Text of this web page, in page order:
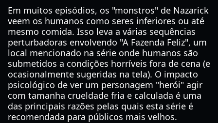
Em muitos episódios, os "monstros" de Nazarick
veem os humanos como seres inferiores ou até
mesmo comida. Isso leva a várias sequências
perturbadoras envolvendo "A Fazenda Feliz", um
local mencionado na série onde humanos são
submetidos a condições horríveis fora de cena (e
ocasionalmente sugeridas na tela). O impacto
psicológico de ver um personagem "herói" agir
com tamanha crueldade fria e calculada é uma
das principais razões pelas quais esta série é
recomendada para públicos mais velhos.